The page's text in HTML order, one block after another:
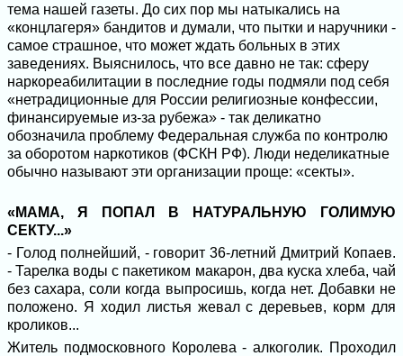
тема нашей газеты. До сих пор мы натыкались на
«концлагеря» бандитов и думали, что пытки и наручники -
самое страшное, что может ждать больных в этих
заведениях. Выяснилось, что все давно не так: сферу
наркореабилитации в последние годы подмяли под себя
«нетрадиционные для России религиозные конфессии,
финансируемые из-за рубежа» - так деликатно
обозначила проблему Федеральная служба по контролю
за оборотом наркотиков (ФСКН РФ). Люди неделикатные
обычно называют эти организации проще: «секты».
«МАМА, Я ПОПАЛ В НАТУРАЛЬНУЮ ГОЛИМУЮ
СЕКТУ...»
- Голод полнейший, - говорит 36-летний Дмитрий Копаев.
- Тарелка воды с пакетиком макарон, два куска хлеба, чай
без сахара, соли когда выпросишь, когда нет. Добавки не
положено. Я ходил листья жевал с деревьев, корм для
кроликов...
Житель подмосковного Королева - алкоголик. Проходил